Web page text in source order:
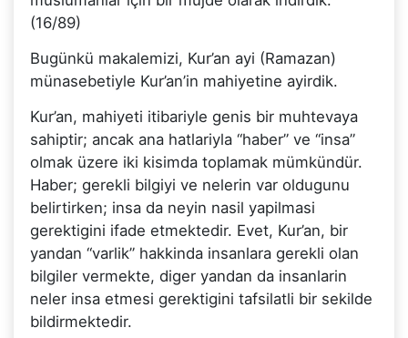
(16/89)
Bugünkü makalemizi, Kur’an ayi (Ramazan)
münasebetiyle Kur’an’in mahiyetine ayirdik.
Kur’an, mahiyeti itibariyle genis bir muhtevaya
sahiptir; ancak ana hatlariyla “haber” ve “insa”
olmak üzere iki kisimda toplamak mümkündür.
Haber; gerekli bilgiyi ve nelerin var oldugunu
belirtirken; insa da neyin nasil yapilmasi
gerektigini ifade etmektedir. Evet, Kur’an, bir
yandan “varlik” hakkinda insanlara gerekli olan
bilgiler vermekte, diger yandan da insanlarin
neler insa etmesi gerektigini tafsilatli bir sekilde
bildirmektedir.